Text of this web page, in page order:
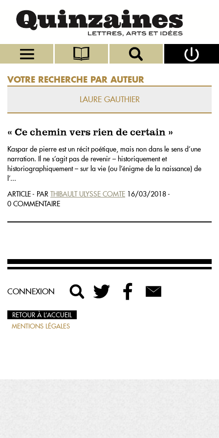
VOTRE RECHERCHE PAR AUTEUR
LAURE GAUTHIER
« Ce chemin vers rien de certain »
Kaspar de pierre est un récit poétique, mais non dans le sens d’une
narration. Il ne s’agit pas de revenir – historiquement et
historiographiquement – sur la vie (ou l’énigme de la naissance) de
l’...
ARTICLE - PAR THIBAULT ULYSSE COMTE 16/03/2018 -
0 COMMENTAIRE
CONNEXION
RETOUR À L’ACCUEIL
MENTIONS LÉGALES